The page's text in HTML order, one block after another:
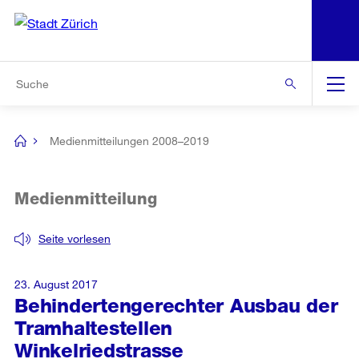
Navigation
[no
Medienmitteilungen 2008–2019
Behindertengerechter Ausbau der
Tramhaltestellen
Winkelriedstrasse
Seite vorlesen
Medienmitteilung
23. August 2017